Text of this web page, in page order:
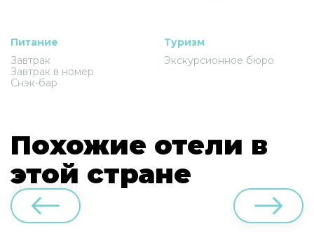
Питание
Завтрак
Завтрак в номер
Снэк-бар
Туризм
Экскурсионное бюро
Похожие отели в
этой стране